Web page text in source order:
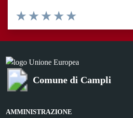
Comune di Campli
AMMINISTRAZIONE